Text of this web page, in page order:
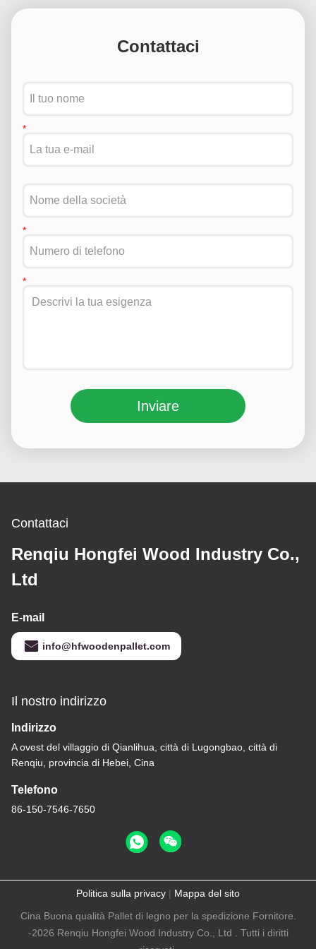
Contattaci
Inviare
Contattaci
Renqiu Hongfei Wood Industry Co.,
Ltd
E-mail
info@hfwoodenpallet.com
Il nostro indirizzo
Indirizzo
A ovest del villaggio di Qianlihua, città di Lugongbao, città di
Renqiu, provincia di Hebei, Cina
Telefono
86-150-7546-7650
Politica sulla privacy | Mappa del sito
Cina Buona qualità Pallet di legno per la spedizione Fornitore.
-2026 Renqiu Hongfei Wood Industry Co., Ltd . Tutti i diritti